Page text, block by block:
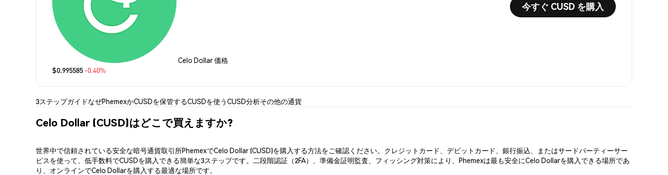
Celo Dollar 価格
$0.995585 -0.40%
今すぐ CUSD を購入
3ステップガイドなぜPhemexかCUSDを保管するCUSDを使うCUSD分析その他の通貨
Celo Dollar (CUSD)はどこで買えますか?
世界中で信頼されている安全な暗号通貨取引所PhemexでCelo Dollar (CUSD)を購入する方法をご確認ください。クレジットカード、デビットカード、銀行振込、またはサードパーティーサー
ビスを使って、低手数料でCUSDを購入できる簡単な3ステップです。二段階認証（2FA）、準備金証明監査、フィッシング対策により、Phemexは最も安全にCelo Dollarを購入できる場所であ
り、オンラインでCelo Dollarを購入する最適な場所です。